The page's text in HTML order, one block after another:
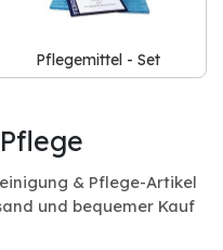
Pflegemittel - Set
& Pflege-Artikel
und bequemer Kauf